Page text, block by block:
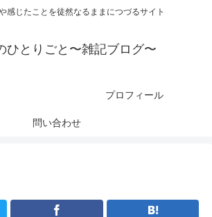
感じたことを徒然なるままにつづるサイト
ひとりごと〜雑記ブログ〜
プロフィール
問い合わせ